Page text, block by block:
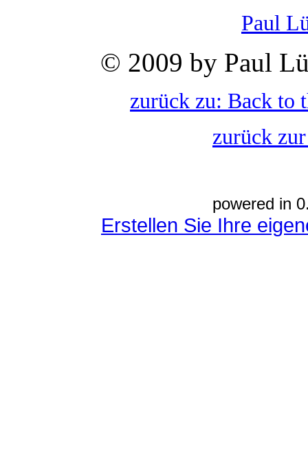
Paul
© 2009 by Paul
zurück zu: Back to
zurück
powered in
Erstellen Sie Ihre